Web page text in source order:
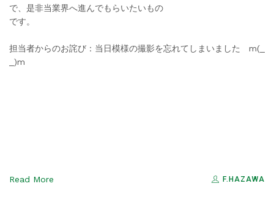
で、是非当業界へ進んでもらいたいもの
です。
担当者からのお詫び：当日模様の撮影を忘れてしまいました m(_
_)m
Read More F.HAZAWA